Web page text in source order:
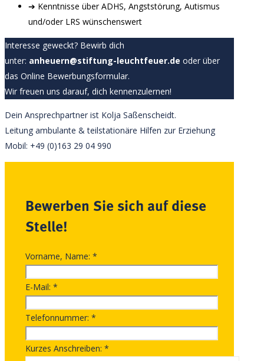
➔ Kenntnisse über ADHS, Angststörung, Autismus
und/oder LRS wünschenswert
Interesse geweckt? Bewirb dich
unter: anheuern@stiftung-leuchtfeuer.de oder über
das Online Bewerbungsformular.
Wir freuen uns darauf, dich kennenzulernen!
Dein Ansprechpartner ist Kolja Saßenscheidt.
Leitung ambulante & teilstationäre Hilfen zur Erziehung
Mobil: +49 (0)163 29 04 990
Bewerben Sie sich auf diese
Stelle!
Vorname, Name: *
E-Mail: *
Telefonnummer: *
Kurzes Anschreiben: *